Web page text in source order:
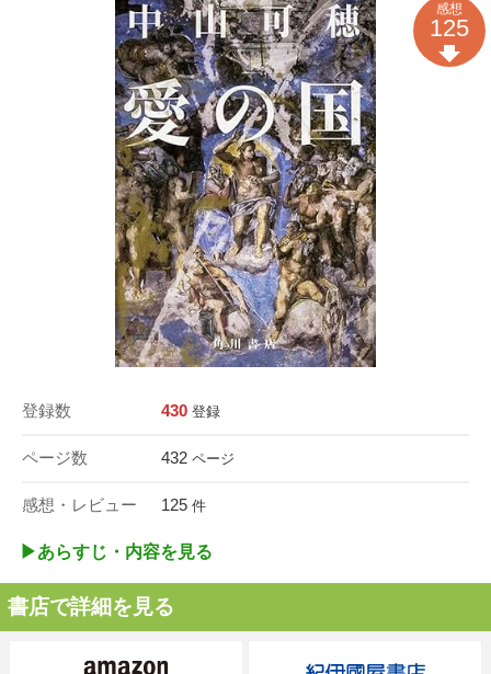
登録数 430 登録
ページ数 432 ページ
感想・レビュー 125 件
感想
125
▶︎あらすじ・内容を見る
書店で詳細を見る